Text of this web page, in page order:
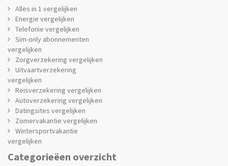
Alles in 1 vergelijken
Energie vergelijken
Telefonie vergelijken
Sim-only abonnementen
vergelijken
Zorgverzekering vergelijken
Uitvaartverzekering
vergelijken
Reisverzekering vergelijken
Autoverzekering vergelijken
Datingsites vergelijken
Zomervakantie vergelijken
Wintersportvakantie
vergelijken
Categorieëen overzicht